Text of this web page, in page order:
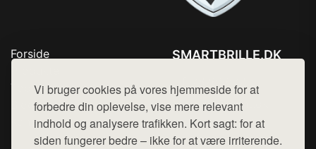
Vi bruger cookies på vores hjemmeside for at
forbedre din oplevelse, vise mere relevant
indhold og analysere trafikken. Kort sagt: for at
siden fungerer bedre – ikke for at være irriterende.
Forside
Top Rabatter
Blog
Kontakt
SMARTBRILLE.DK
Mail: hej@want.dk
Cookie- og privatlivspolitik